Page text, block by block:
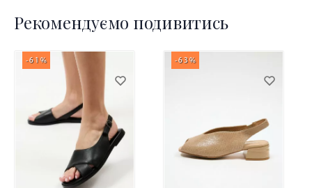
Рекомендуємо подивитись
-61% -63%